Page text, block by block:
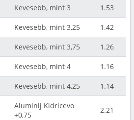
Kevesebb, mint 3 1.53
Kevesebb, mint 3,25 1.42
Kevesebb, mint 3,75 1.26
Kevesebb, mint 4 1.16
Kevesebb, mint 4,25 1.14
Aluminij Kidricevo
+0,75
2.21